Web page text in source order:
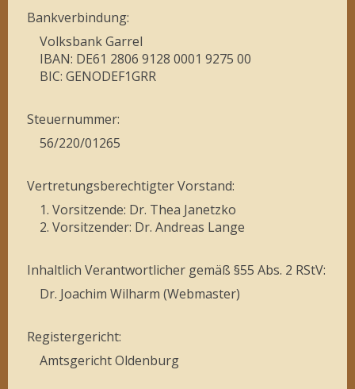
Bankverbindung:
Volksbank Garrel
IBAN: DE61 2806 9128 0001 9275 00
BIC: GENODEF1GRR
Steuernummer:
56/220/01265
Vertretungsberechtigter Vorstand:
1. Vorsitzende: Dr. Thea Janetzko
2. Vorsitzender: Dr. Andreas Lange
Inhaltlich Verantwortlicher gemäß §55 Abs. 2 RStV:
Dr. Joachim Wilharm (Webmaster)
Registergericht:
Amtsgericht Oldenburg